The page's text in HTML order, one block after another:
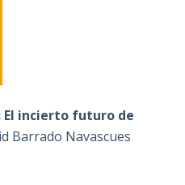
El incierto futuro de
Barrado Navascues